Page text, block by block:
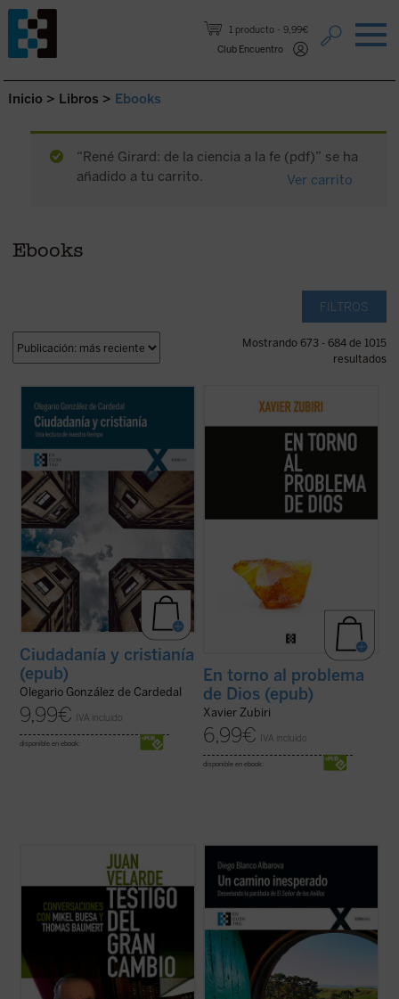
1 producto
9,99€
Club Encuentro
Saltar al contenido.
Inicio > Libros > Ebooks
“René Girard: de la ciencia a la fe (pdf)” se ha
añadido a tu carrito.
Ver carrito
Ebooks
FILTROS
Mostrando 673 - 684 de 1015
resultados
hacer, los ciudadanos tenemos siempre la
sociedad por configurar y los cristianos
tenemos siempre nuestra fe por realizar.
existente entre estos órdenes: Humanidad,
...(ver ficha)
Ciudadanía y cristianía
(epub)
Olegario González de Cardedal
9,99€ IVA incluido
disponible en ebook:
Este ensayo clásico de Zubiri constituye
una de las mejores introducciones a su
en edición separada, permitirá al lector
apreciar en todo su valor la originaria
formulación de la idea de religación, ...
En torno al problema
de Dios (epub)
Xavier Zubiri
6,99€ IVA incluido
disponible en ebook:
Pocas personas encarnan mejor que Juan
Velarde, decano de los economistas
españoles, la historia de nuestro país en los
últimos 60 años. Y no sólo por su relevante
papel en el desarrollo de la economía como
disciplina académica en España ...
queda un Anillo y, aunque no lo sepas, lo
tienes tú. Sal de la comodidad de tu agujero
hobbity ponte en camino con la comunidad
para siempre. Tendrás ...